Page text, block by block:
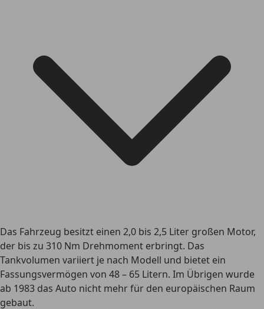
Das Fahrzeug besitzt einen 2,0 bis 2,5 Liter großen Motor,
der bis zu 310 Nm Drehmoment erbringt. Das
Tankvolumen variiert je nach Modell und bietet ein
Fassungsvermögen von 48 – 65 Litern. Im Übrigen wurde
ab 1983 das Auto nicht mehr für den europäischen Raum
gebaut.